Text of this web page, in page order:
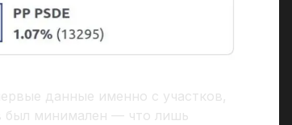
данные именно с участков,
был минимален — что лишь